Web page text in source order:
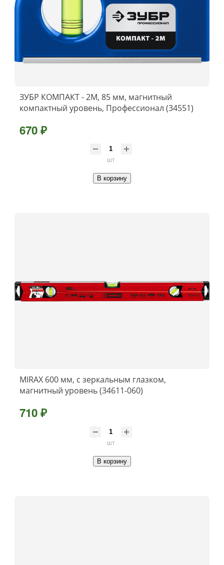
ЗУБР КОМПАКТ - 2М, 85 мм, магнитный
компактный уровень, Профессионал (34551)
670 ₽
шт
В корзину
MIRAX 600 мм, с зеркальным глазком,
магнитный уровень (34611-060)
710 ₽
шт
В корзину